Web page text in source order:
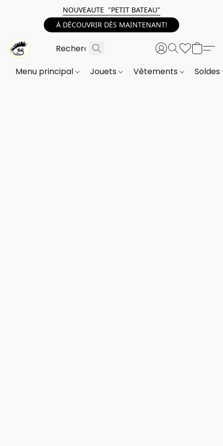
NOUVEAUTE "PETIT BATEAU"
À DÉCOUVRIR DÈS MAINTENANT!
Menu principal Jouets Vêtements Soldes